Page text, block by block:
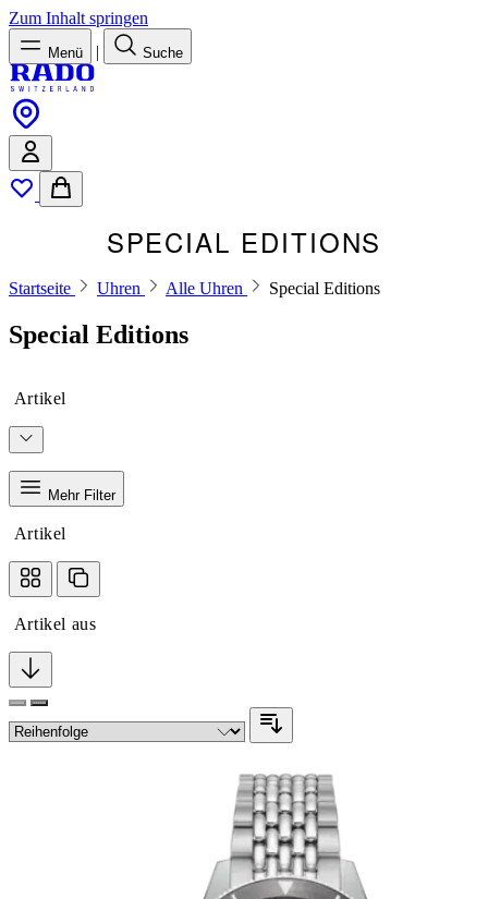
Zum Inhalt springen
Menü | Suche
SPECIAL EDITIONS
Startseite Uhren Alle Uhren Special Editions
Special Editions
Artikel
Mehr Filter
Artikel
Artikel aus